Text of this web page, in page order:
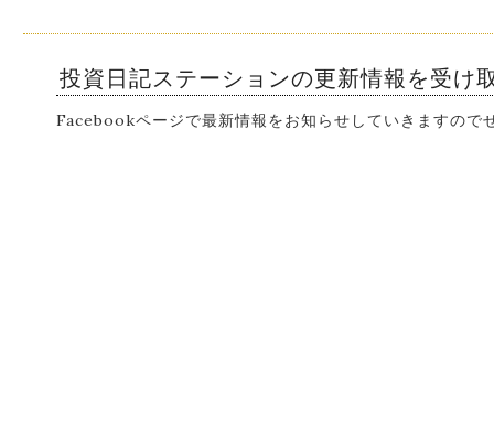
投資日記ステーションの更新情報を受け
Facebookページで最新情報をお知らせしていきますので